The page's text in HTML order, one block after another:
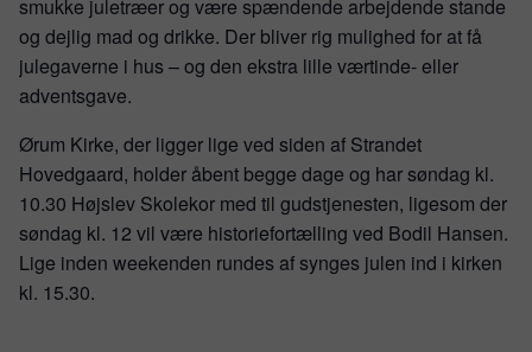
smukke juletræer og være spændende arbejdende stande
og dejlig mad og drikke. Der bliver rig mulighed for at få
julegaverne i hus – og den ekstra lille værtinde- eller
adventsgave.
Ørum Kirke, der ligger lige ved siden af Strandet
Hovedgaard, holder åbent begge dage og har søndag kl.
10.30 Højslev Skolekor med til gudstjenesten, ligesom der
søndag kl. 12 vil være historiefortælling ved Bodil Hansen.
Lige inden weekenden rundes af synges julen ind i kirken
kl. 15.30.